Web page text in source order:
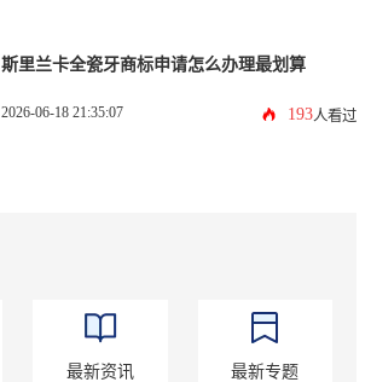
斯里兰卡全瓷牙商标申请怎么办理最划算
2026-06-18 21:35:07 193人看过
最新资讯 最新专题